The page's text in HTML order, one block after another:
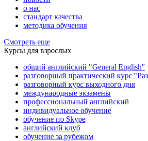
о нас
стандарт качества
методика обучения
Смотреть еще
Курсы для взрослых
общий английский "General English"
разговорный практический курс
разговорный курс выходного дня
международные экзамены
профессиональный английский
индивидуальное обучение
обучение по Skype
английский клуб
обучение за рубежом